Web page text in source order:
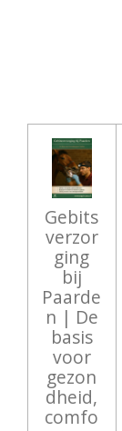
Gebits
verzor
ging
bij
Paarde
n | De
basis
voor
gezon
dheid,
comfo